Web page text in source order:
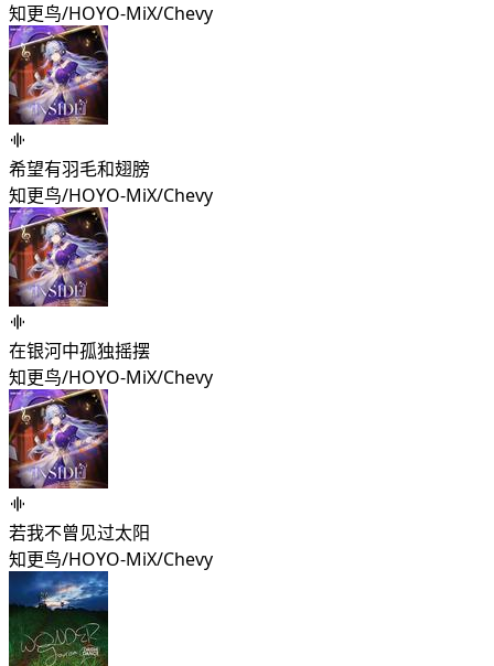
知更鸟/HOYO-MiX/Chevy
希望有羽毛和翅膀
知更鸟/HOYO-MiX/Chevy
在银河中孤独摇摆
知更鸟/HOYO-MiX/Chevy
若我不曾见过太阳
知更鸟/HOYO-MiX/Chevy